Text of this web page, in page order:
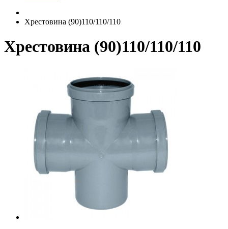
Хрестовина (90)110/110/110
Хрестовина (90)110/110/110